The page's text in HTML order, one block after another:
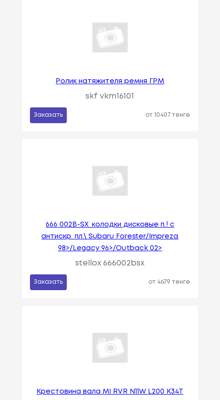
Ролик натяжителя ремня ГРМ
skf vkm16101
Заказать от 10407 тенге
666 002B-SX_колодки дисковые п.! с
антискр. пл.\ Subaru Forester/Impreza
98>/Legacy 96>/Outback 02>
stellox 666002bsx
Заказать от 4679 тенге
Крестовина вала MI RVR N11W L200 K34T